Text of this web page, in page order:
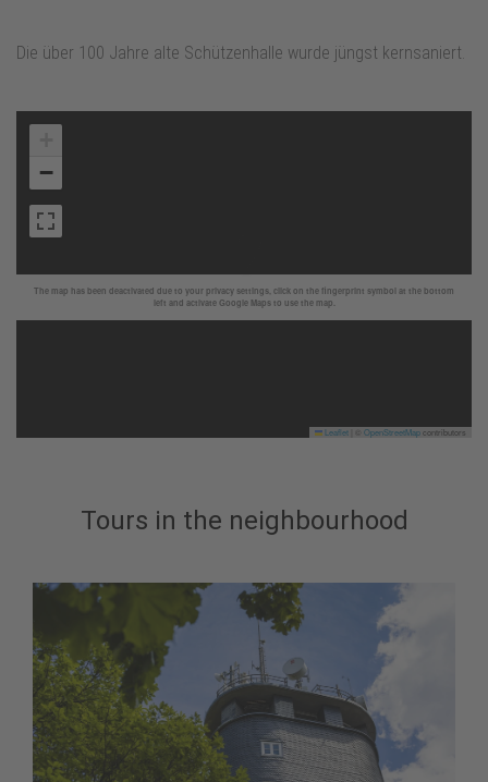
Die über 100 Jahre alte Schützenhalle wurde jüngst kernsaniert.
The map has been deactivated due to your privacy settings, click on the fingerprint symbol at the bottom
left and activate Google Maps to use the map.
−
Leaflet OpenStreetMapcontributors
Tours in the neighbourhood